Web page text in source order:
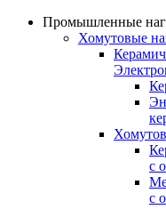
Промышленные
Хомутовые
с
с